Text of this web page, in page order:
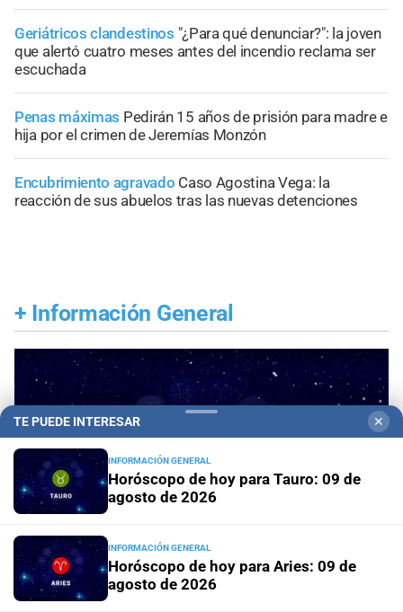
Geriátricos clandestinos "¿Para qué denunciar?": la joven
que alertó cuatro meses antes del incendio reclama ser
escuchada
Penas máximas Pedirán 15 años de prisión para madre e
hija por el crimen de Jeremías Monzón
Encubrimiento agravado Caso Agostina Vega: la
reacción de sus abuelos tras las nuevas detenciones
+ Información General
TE PUEDE INTERESAR ✕
INFORMACIÓN GENERAL
Horóscopo de hoy para Tauro: 09 de
agosto de 2026
INFORMACIÓN GENERAL
Horóscopo de hoy para Aries: 09 de
agosto de 2026